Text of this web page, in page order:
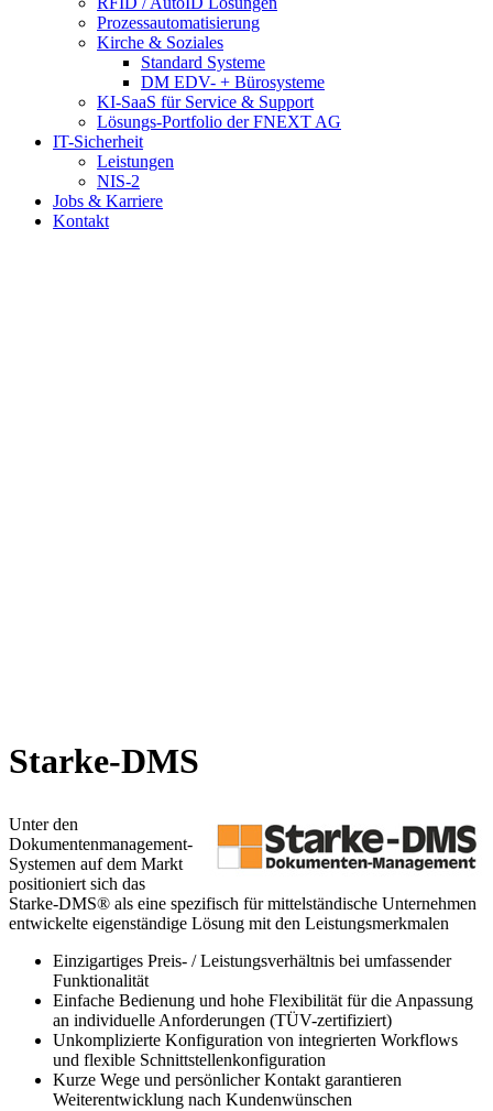
Prozessautomatisierung
Kirche & Soziales
Standard Systeme
DM EDV- + Bürosysteme
KI-SaaS für Service & Support
Lösungs-Portfolio der FNEXT AG
IT-Sicherheit
Leistungen
NIS-2
Jobs & Karriere
Kontakt
Starke-DMS
Unter den
Dokumentenmanagement-
Systemen auf dem Markt
positioniert sich das
Starke-DMS® als eine spezifisch für mittelständische Unternehmen
entwickelte eigenständige Lösung mit den Leistungsmerkmalen
Einzigartiges Preis- / Leistungsverhältnis bei umfassender
Funktionalität
Einfache Bedienung und hohe Flexibilität für die Anpassung
an individuelle Anforderungen (TÜV-zertifiziert)
Unkomplizierte Konfiguration von integrierten Workflows
und flexible Schnittstellenkonfiguration
Kurze Wege und persönlicher Kontakt garantieren
Weiterentwicklung nach Kundenwünschen